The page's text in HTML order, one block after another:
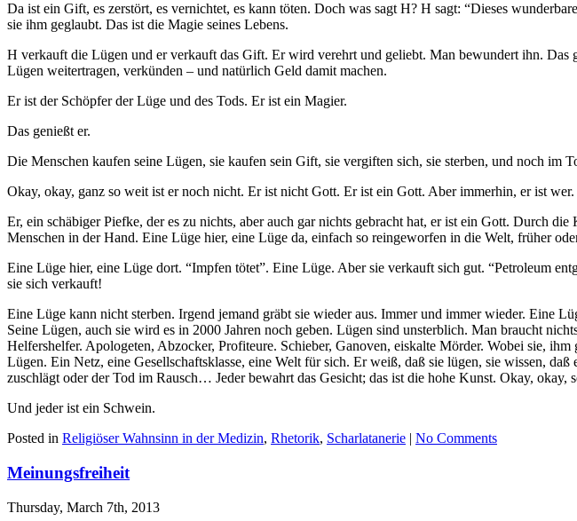
Da ist ein Gift, es zerstört, es vernichtet, es kann töten. Doch was sagt H? H sagt: “Dieses
sie ihm geglaubt. Das ist die Magie seines Lebens.
H verkauft die Lügen und er verkauft das Gift. Er wird verehrt und geliebt. Man bewundert ihn. Das
Lügen weitertragen, verkünden – und natürlich Geld damit machen.
Er ist der Schöpfer der Lüge und des Tods. Er ist ein Magier.
Das genießt er.
Die Menschen kaufen seine Lügen, sie kaufen sein Gift, sie vergiften sich, sie sterben, und noch im
Okay, okay, ganz so weit ist er noch nicht. Er ist nicht Gott. Er ist ein Gott. Aber immerhin, er ist wer.
Er, ein schäbiger Piefke, der es zu nichts, aber auch gar nichts gebracht hat, er ist ein Gott. Durch
Menschen in der Hand. Eine Lüge hier, eine Lüge da, einfach so reingeworfen in die Welt, früher
Eine Lüge hier, eine Lüge dort. “Impfen tötet”. Eine Lüge. Aber sie verkauft sich gut. “Petroleum
sie sich verkauft!
Eine Lüge kann nicht sterben. Irgend jemand gräbt sie wieder aus. Immer und immer wieder. Eine
Seine Lügen, auch sie wird es in 2000 Jahren noch geben. Lügen sind unsterblich. Man braucht
Helfershelfer. Apologeten, Abzocker, Profiteure. Schieber, Ganoven, eiskalte Mörder. Wobei sie,
Lügen. Ein Netz, eine Gesellschaftsklasse, eine Welt für sich. Er weiß, daß sie lügen, sie wissen,
zuschlägt oder der Tod im Rausch… Jeder bewahrt das Gesicht; das ist die hohe Kunst. Okay,
Und jeder ist ein Schwein.
Posted in Religiöser Wahnsinn in der Medizin, Rhetorik, Scharlatanerie | No Comments
Meinungsfreiheit
Thursday, March 7th, 2013